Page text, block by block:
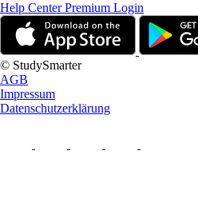
Help CenterPremium Login
© StudySmarter
AGB
Impressum
Datenschutzerklärung